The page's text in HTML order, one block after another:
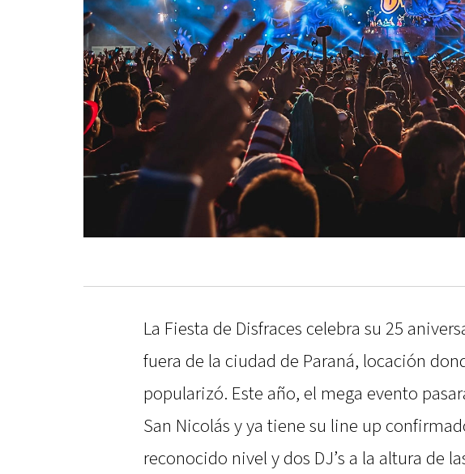
La Fiesta de Disfraces celebra su 25
fuera de la ciudad de Paraná, locación
popularizó. Este año, el mega evento
San Nicolás y ya tiene su line up
reconocido nivel y dos DJ’s a la altura de